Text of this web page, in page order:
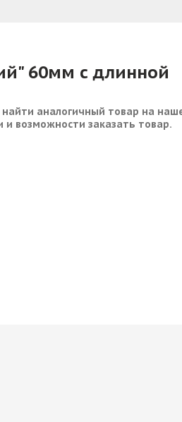
60мм с длинной
аналогичный товар на
и возможности заказать товар.